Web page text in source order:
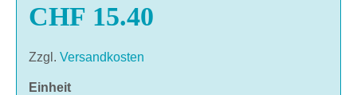
CHF 15.40
Zzgl. Versandkosten
Einheitauswählen